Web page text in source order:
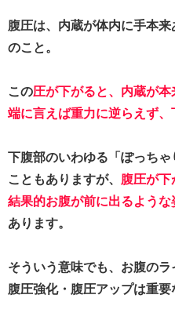
腹圧は、内蔵が体内に手本
のこと。
この圧が下がると、内蔵が
端に言えば重力に逆らえず
下腹部のいわゆる「ぽっち
こともありますが、 腹圧が下
結果的お腹が前に出るよう
あります。
そういう意味でも、お腹のラ
腹圧強化・腹圧アップは重要